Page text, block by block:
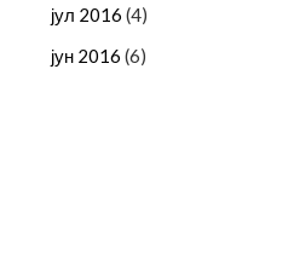
јул 2016 (4)
јун 2016 (6)